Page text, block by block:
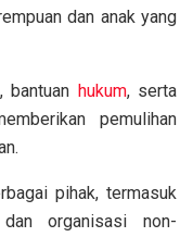
dan anak yang
bantuan hukum, serta
pemulihan
pihak, termasuk
organisasi non-